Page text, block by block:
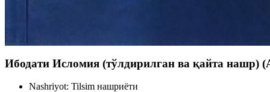
Ибодати Исломия (тўлдирилган ва қайта нашр)
Nashriyot: Tilsim нашриёти